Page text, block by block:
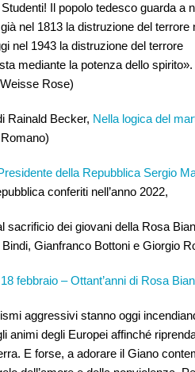
Il popolo tedesco guarda a
nel 1813 la distruzione del terrore
nel 1943 la distruzione del terrore
mediante la potenza dello
Rose)
Rainald Becker, Nella logica del
della Repubblica Sergio
conferiti nell’anno 2022,
sacrificio dei giovani della Rosa
Gianfranco Bottoni e Giorgio
febbraio – Ottant’anni di Rosa
aggressivi stanno oggi
animi degli Europei affinché
E forse, a adorare il Giano